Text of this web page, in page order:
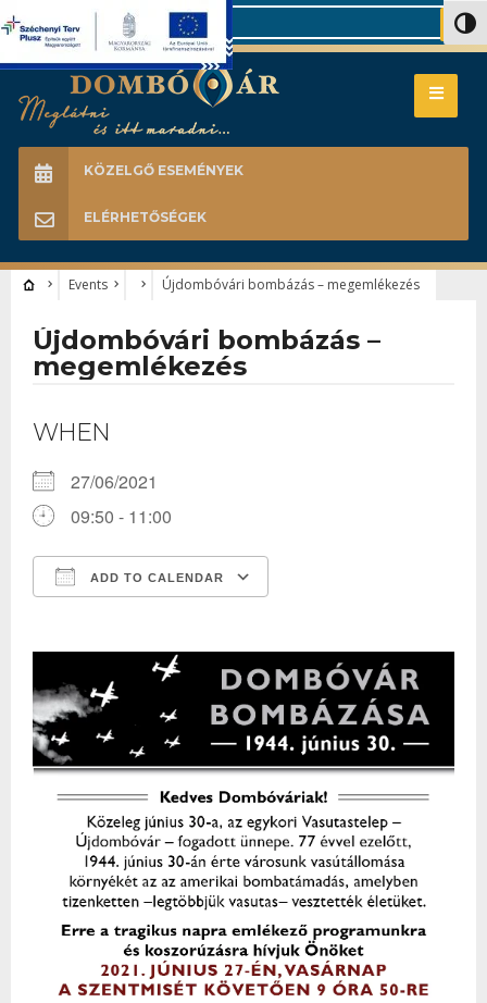
Search
KÖZELGŐ ESEMÉNYEK
ELÉRHETŐSÉGEK
Events Újdombóvári bombázás – megemlékezés
Újdombóvári bombázás –
megemlékezés
WHEN
27/06/2021
09:50 - 11:00
ADD TO CALENDAR